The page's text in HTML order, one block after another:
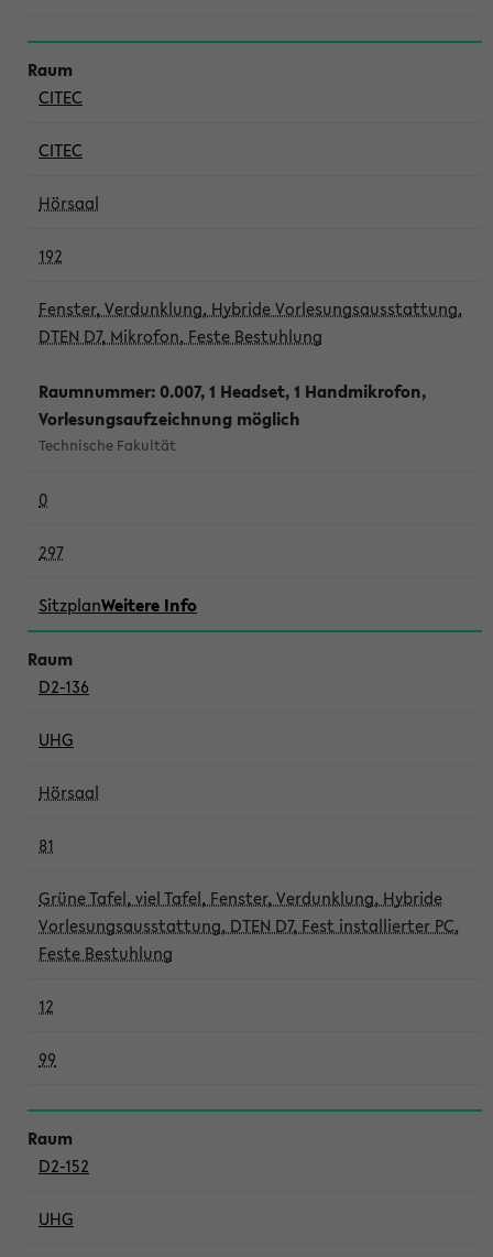
CITEC
CITEC
Hörsaal
192
Fenster, Verdunklung, Hybride Vorlesungsausstattung,
DTEN D7, Mikrofon, Feste Bestuhlung
Raumnummer: 0.007, 1 Headset, 1 Handmikrofon,
Vorlesungsaufzeichnung möglich
Technische Fakultät
0
297
SitzplanWeitere Info
D2-136
UHG
Hörsaal
81
Grüne Tafel, viel Tafel, Fenster, Verdunklung, Hybride
Vorlesungsausstattung, DTEN D7, Fest installierter PC,
Feste Bestuhlung
12
99
D2-152
UHG